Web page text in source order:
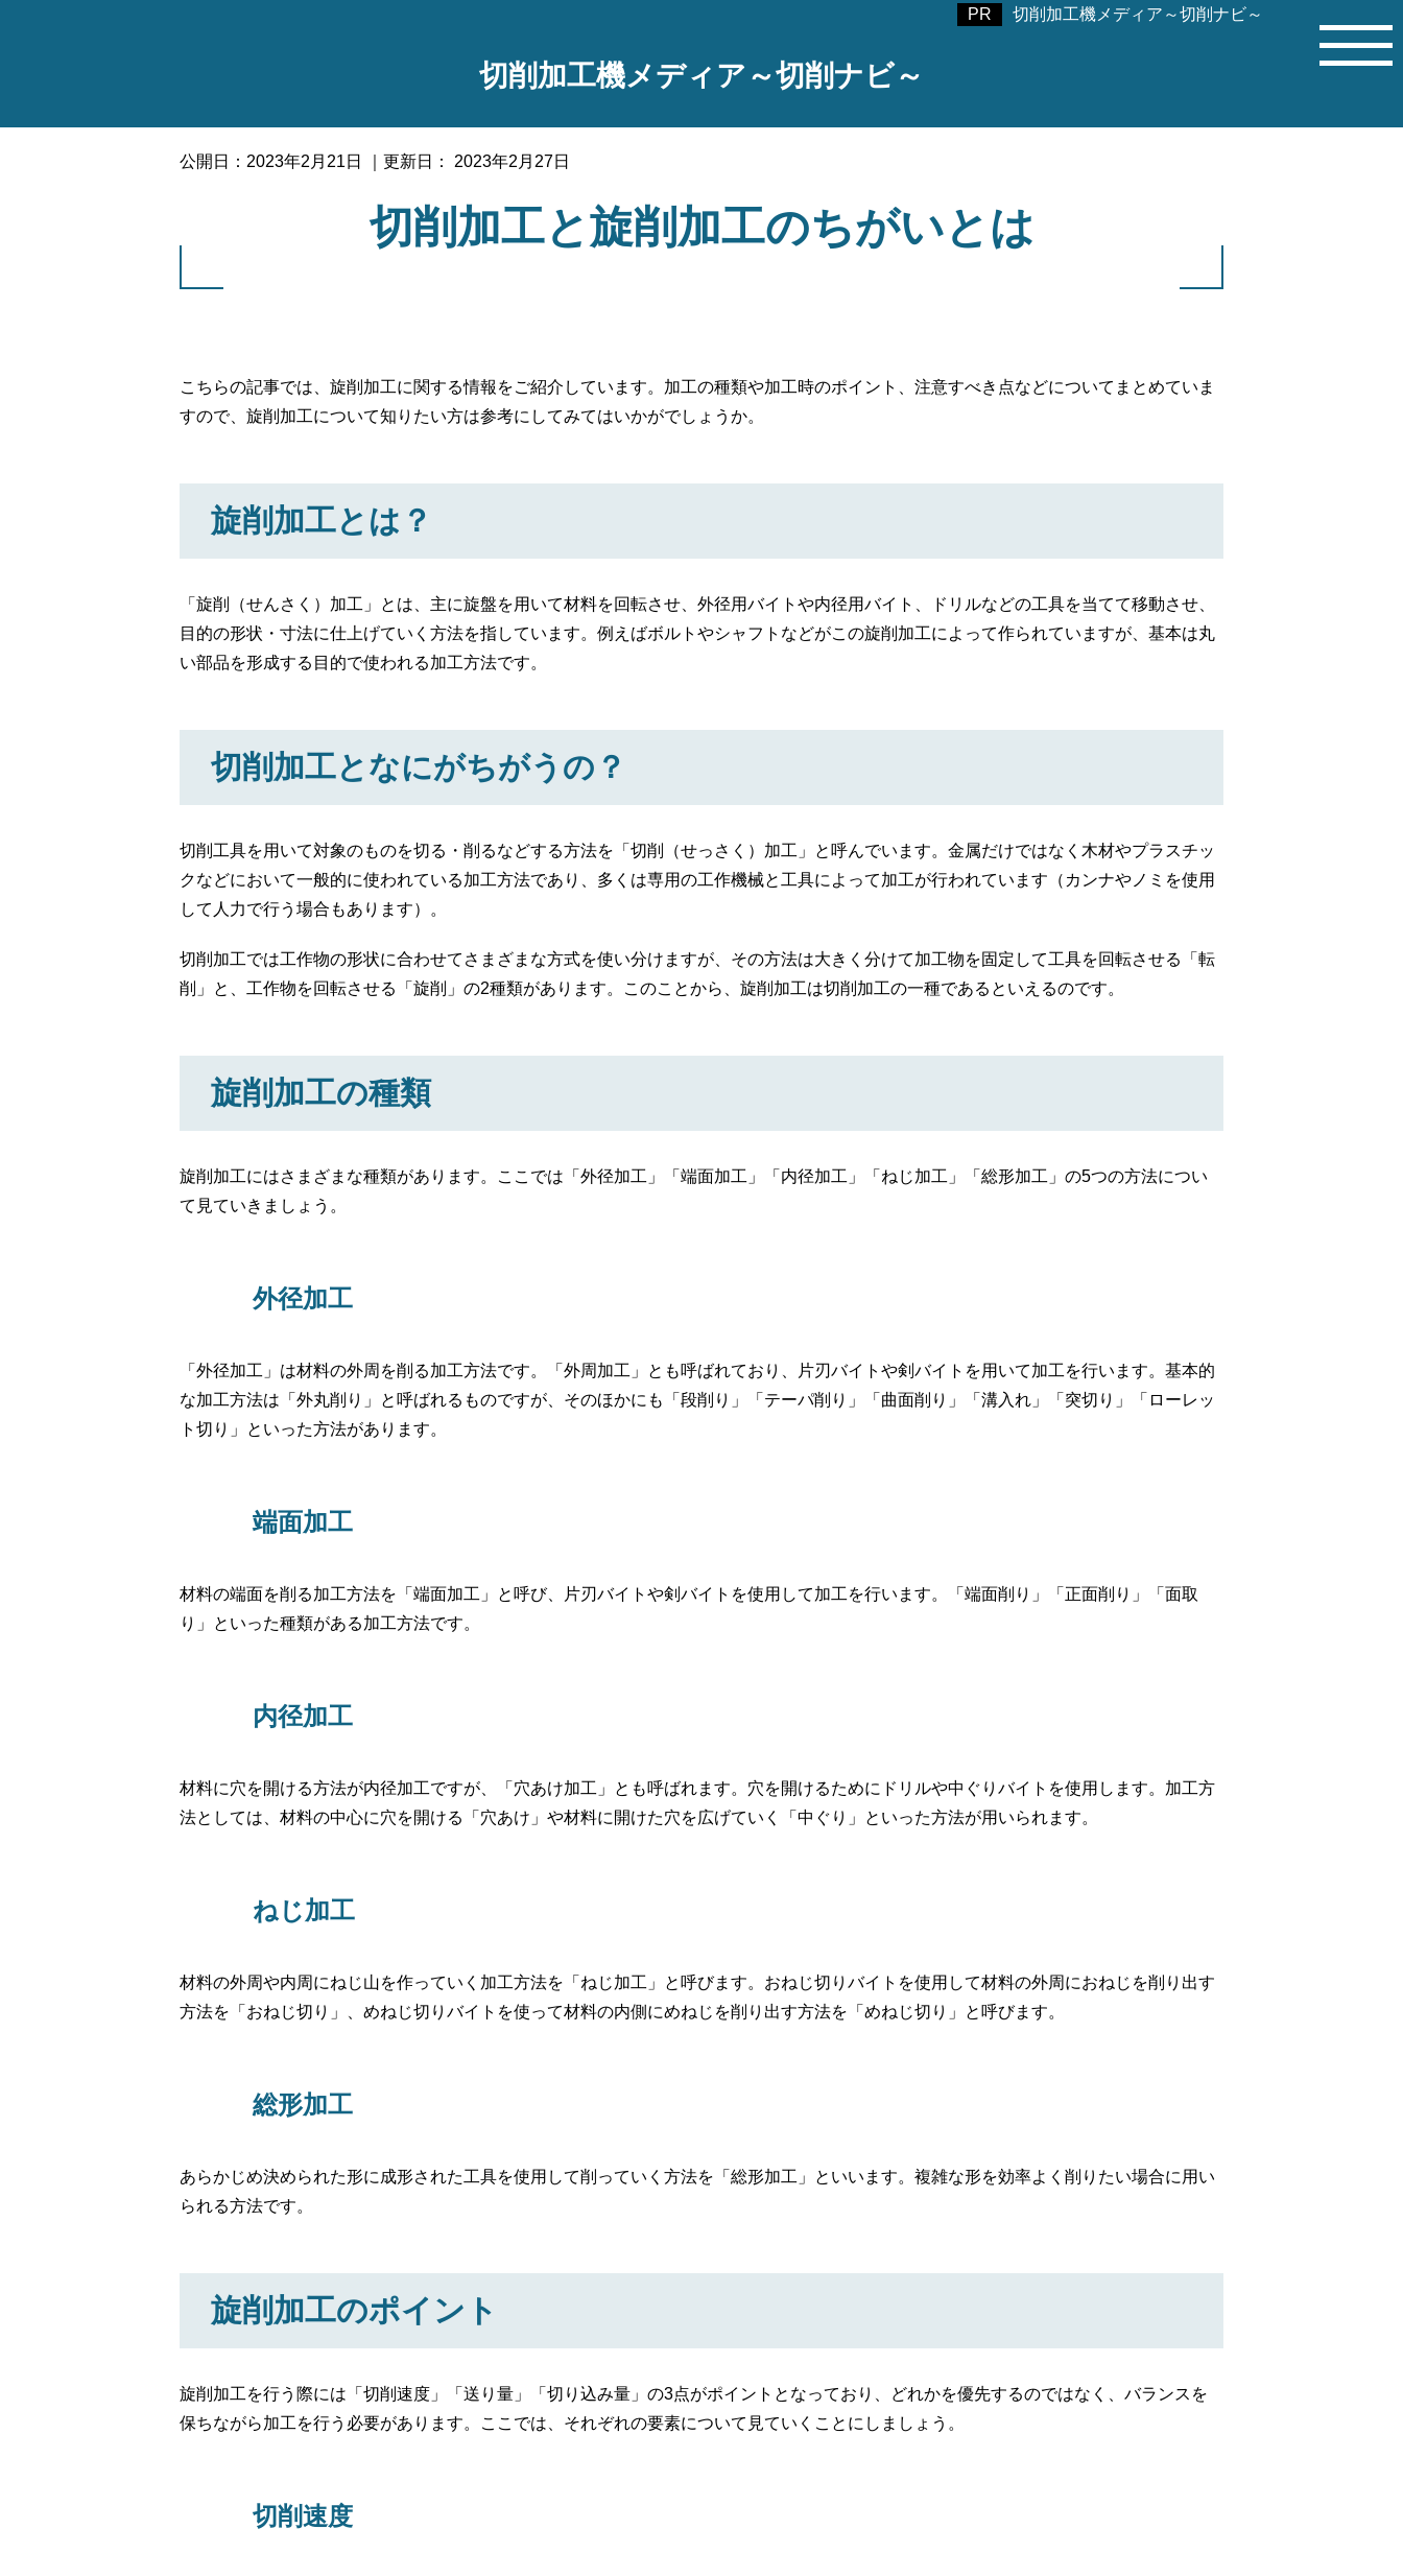
切削加工機メディア～切削ナビ～
切削加工機メディア～切削ナビ～
公開日： 2023年2月21日 ｜更新日： 2023年2月27日
切削加工と旋削加工のちがいとは
こちらの記事では、旋削加工に関する情報をご紹介しています。加工の種類や加工時のポイント、注意すべき点などについてまとめていま
すので、旋削加工について知りたい方は参考にしてみてはいかがでしょうか。
旋削加工とは？
「旋削（せんさく）加工」とは、主に旋盤を用いて材料を回転させ、外径用バイトや内径用バイト、ドリルなどの工具を当てて移動させ、
目的の形状・寸法に仕上げていく方法を指しています。例えばボルトやシャフトなどがこの旋削加工によって作られていますが、基本は丸
い部品を形成する目的で使われる加工方法です。
切削加工となにがちがうの？
切削工具を用いて対象のものを切る・削るなどする方法を「切削（せっさく）加工」と呼んでいます。金属だけではなく木材やプラスチッ
クなどにおいて一般的に使われている加工方法であり、多くは専用の工作機械と工具によって加工が行われています（カンナやノミを使用
して人力で行う場合もあります）。
切削加工では工作物の形状に合わせてさまざまな方式を使い分けますが、その方法は大きく分けて加工物を固定して工具を回転させる「転
削」と、工作物を回転させる「旋削」の2種類があります。このことから、旋削加工は切削加工の一種であるといえるのです。
旋削加工の種類
旋削加工にはさまざまな種類があります。ここでは「外径加工」「端面加工」「内径加工」「ねじ加工」「総形加工」の5つの方法につい
て見ていきましょう。
外径加工
「外径加工」は材料の外周を削る加工方法です。「外周加工」とも呼ばれており、片刃バイトや剣バイトを用いて加工を行います。基本的
な加工方法は「外丸削り」と呼ばれるものですが、そのほかにも「段削り」「テーパ削り」「曲面削り」「溝入れ」「突切り」「ローレッ
ト切り」といった方法があります。
端面加工
材料の端面を削る加工方法を「端面加工」と呼び、片刃バイトや剣バイトを使用して加工を行います。「端面削り」「正面削り」「面取
り」といった種類がある加工方法です。
内径加工
材料に穴を開ける方法が内径加工ですが、「穴あけ加工」とも呼ばれます。穴を開けるためにドリルや中ぐりバイトを使用します。加工方
法としては、材料の中心に穴を開ける「穴あけ」や材料に開けた穴を広げていく「中ぐり」といった方法が用いられます。
ねじ加工
材料の外周や内周にねじ山を作っていく加工方法を「ねじ加工」と呼びます。おねじ切りバイトを使用して材料の外周におねじを削り出す
方法を「おねじ切り」、めねじ切りバイトを使って材料の内側にめねじを削り出す方法を「めねじ切り」と呼びます。
総形加工
あらかじめ決められた形に成形された工具を使用して削っていく方法を「総形加工」といいます。複雑な形を効率よく削りたい場合に用い
られる方法です。
旋削加工のポイント
旋削加工を行う際には「切削速度」「送り量」「切り込み量」の3点がポイントとなっており、どれかを優先するのではなく、バランスを
保ちながら加工を行う必要があります。ここでは、それぞれの要素について見ていくことにしましょう。
切削速度